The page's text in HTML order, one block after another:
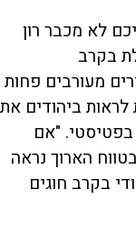
לא מכבר רון
בקרב
מעורבים פחות
ביהודים את
בפטיסטי. "אם
הארוך נראה
בקרב חוגים